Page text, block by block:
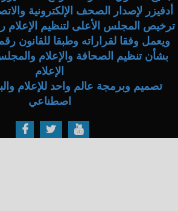
أدفيزر لإصدار الصحف الإلكترونية
بشأن تنظيم الصحافة والإعلام
الإعلام
تصميم وبرمجة عالم واحد للإعلام
اصطناعي